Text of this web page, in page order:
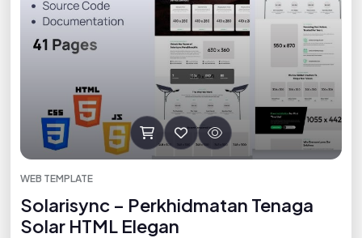
WEB TEMPLATE
Solarisync – Perkhidmatan Tenaga
Solar HTML Elegan